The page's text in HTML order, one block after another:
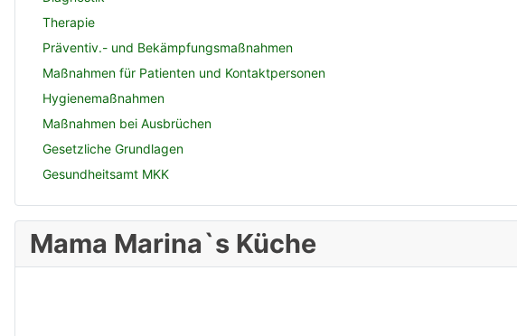
Therapie
Präventiv.- und Bekämpfungsmaßnahmen
Maßnahmen für Patienten und Kontaktpersonen
Hygienemaßnahmen
Maßnahmen bei Ausbrüchen
Gesetzliche Grundlagen
Gesundheitsamt MKK
Mama Marina`s Küche